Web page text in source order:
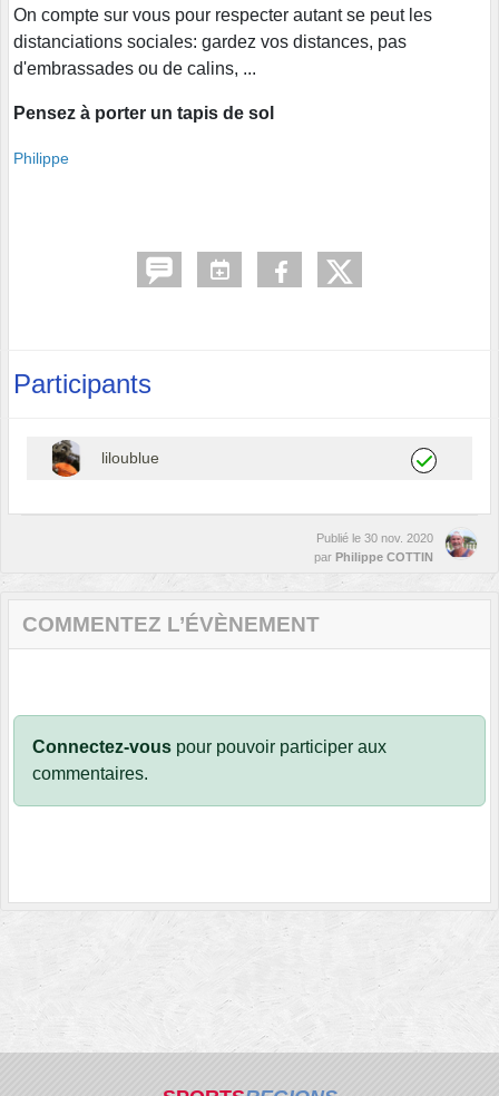
On compte sur vous pour respecter autant se peut les
distanciations sociales: gardez vos distances, pas
d'embrassades ou de calins, ...
Pensez à porter un tapis de sol
Philippe
Participants
liloublue
Publié le 30 nov. 2020
par Philippe COTTIN
COMMENTEZ L’ÉVÈNEMENT
Connectez-vous pour pouvoir participer aux
commentaires.